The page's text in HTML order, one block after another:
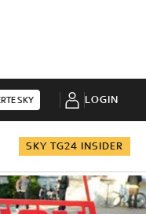
SKY LOGIN
SKY TG24 INSIDER